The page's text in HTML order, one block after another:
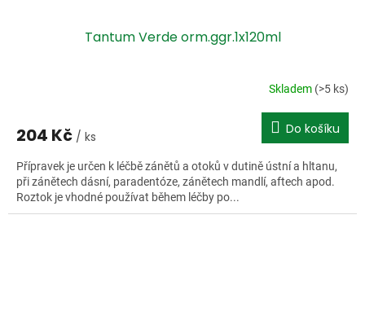
Tantum Verde orm.ggr.1x120ml
Skladem (>5 ks)
204 Kč / ks Do košíku
Přípravek je určen k léčbě zánětů a otoků v dutině ústní a hltanu,
při zánětech dásní, paradentóze, zánětech mandlí, aftech apod.
Roztok je vhodné používat během léčby po...